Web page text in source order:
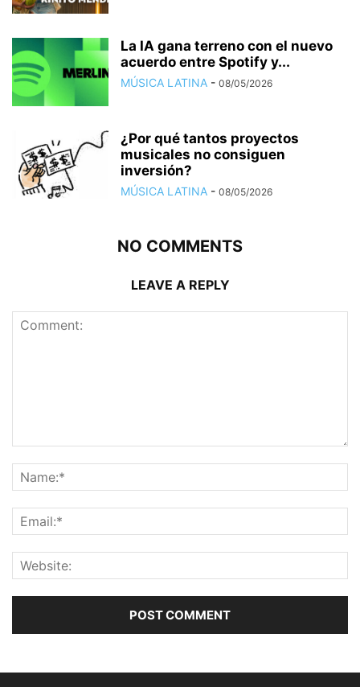
La IA gana terreno con el nuevo
acuerdo entre Spotify y...
MÚSICA LATINA - 08/05/2026
¿Por qué tantos proyectos
musicales no consiguen
inversión?
MÚSICA LATINA - 08/05/2026
NO COMMENTS
LEAVE A REPLY